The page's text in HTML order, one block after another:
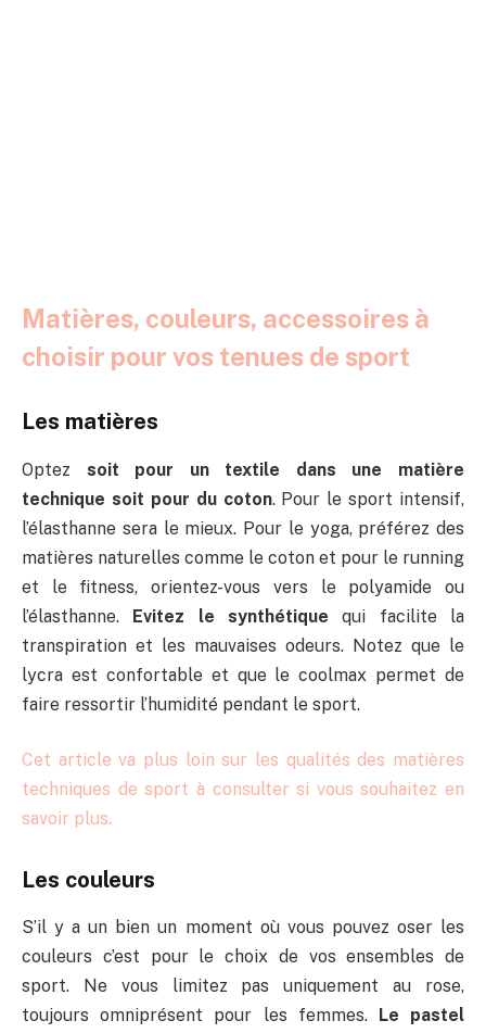
Matières, couleurs, accessoires à
choisir pour vos tenues de sport
Les matières
Optez soit pour un textile dans une matière
technique soit pour du coton. Pour le sport intensif,
l’élasthanne sera le mieux. Pour le yoga, préférez des
matières naturelles comme le coton et pour le running
et le fitness, orientez-vous vers le polyamide ou
l’élasthanne. Evitez le synthétique qui facilite la
transpiration et les mauvaises odeurs. Notez que le
lycra est confortable et que le coolmax permet de
faire ressortir l’humidité pendant le sport.
Cet article va plus loin sur les qualités des matières
techniques de sport à consulter si vous souhaitez en
savoir plus.
Les couleurs
S’il y a un bien un moment où vous pouvez oser les
couleurs c’est pour le choix de vos ensembles de
sport. Ne vous limitez pas uniquement au rose,
toujours omniprésent pour les femmes.
Le pastel